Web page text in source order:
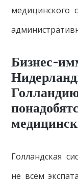
медицинского
Бизнес-
Голландская
не всем